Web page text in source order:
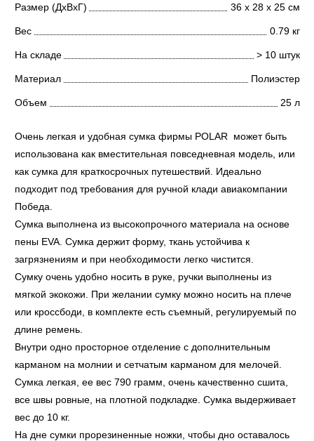
Размер (ДхВхГ) 36 х 28 х 25 см
Вес 0.79 кг
На складе > 10 штук
Материал Полиэстер
Объем 25 л
Очень легкая и удобная сумка фирмы POLAR может быть
использована как вместительная повседневная модель, или
как сумка для краткосрочных путешествий. Идеально
подходит под требования для ручной клади авиакомпании
Победа.
Сумка выполнена из высокопрочного материала на основе
пены EVA. Сумка держит форму, ткань устойчива к
загрязнениям и при необходимости легко чистится.
Сумку очень удобно носить в руке, ручки выполнены из
мягкой экокожи. При желании сумку можно носить на плече
или кроссбоди, в комплекте есть съемный, регулируемый по
длине ремень.
Внутри одно просторное отделение с дополнительным
карманом на молнии и сетчатым карманом для мелочей.
Сумка легкая, ее вес 790 грамм, очень качественно сшита,
все швы ровные, на плотной подкладке. Сумка выдерживает
вес до 10 кг.
На дне сумки прорезиненные ножки, чтобы дно оставалось